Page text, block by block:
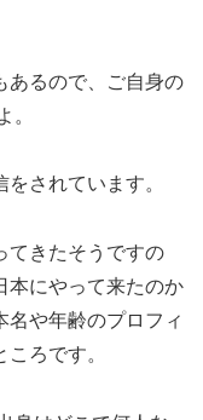
あるので、ご自身の
。
されています。
てきたそうですの
本にやって来たのか
名や年齢のプロフィ
ろです。